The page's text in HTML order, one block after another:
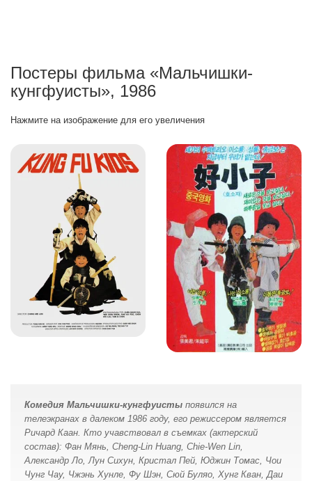
Постеры фильма «Мальчишки-
кунгфуисты», 1986
Нажмите на изображение для его увеличения
Комедия Мальчишки-кунгфуисты появился на
телеэкранах в далеком 1986 году, его режиссером является
Ричард Каан. Кто учавствовал в съемках (актерский
состав): Фан Мянь, Cheng-Lin Huang, Chie-Wen Lin,
Александр Ло, Лун Сихун, Кристал Пей, Юджин Томас, Чои
Чунг Чау, Чжэнь Хунле, Фу Шэн, Сюй Буляо, Хунг Кван, Даи